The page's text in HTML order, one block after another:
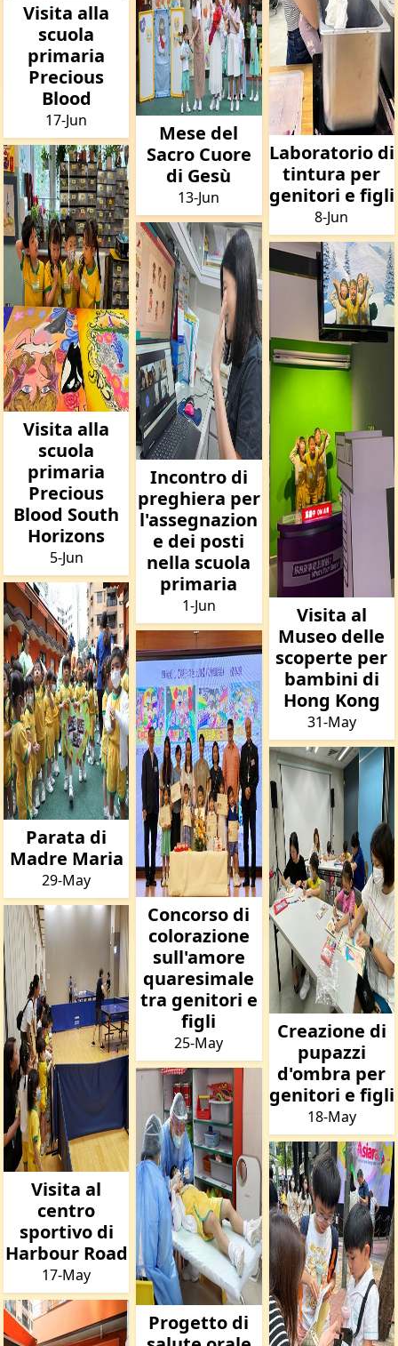
Visita alla
scuola
primaria
Precious
Blood
17-Jun
Visita alla
scuola
primaria
Precious
Blood South
Horizons
5-Jun
Parata di
Madre Maria
29-May
Visita al
centro
sportivo di
Harbour Road
17-May
Mese del
Sacro Cuore
di Gesù
13-Jun
Incontro di
preghiera per
l'assegnazion
e dei posti
nella scuola
primaria
1-Jun
Concorso di
colorazione
sull'amore
quaresimale
tra genitori e
figli
25-May
Progetto di
Laboratorio di
tintura per
genitori e figli
8-Jun
Visita al
Museo delle
scoperte per
bambini di
Hong Kong
31-May
Creazione di
pupazzi
d'ombra per
genitori e figli
18-May